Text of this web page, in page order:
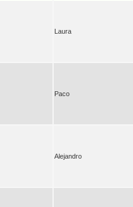
Laura
Paco
Alejandro